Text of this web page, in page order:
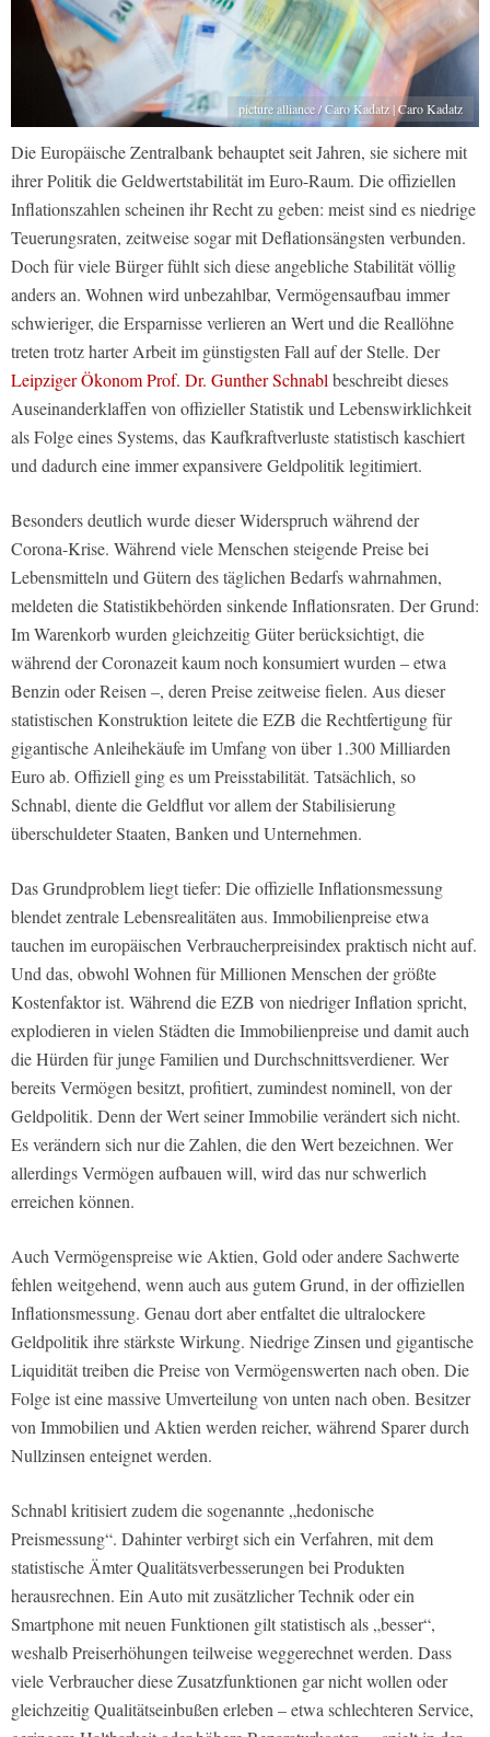
picture alliance / Caro Kadatz | Caro Kadatz
Die Europäische Zentralbank behauptet seit Jahren, sie sichere mit
ihrer Politik die Geldwertstabilität im Euro-Raum. Die offiziellen
Inflationszahlen scheinen ihr Recht zu geben: meist sind es niedrige
Teuerungsraten, zeitweise sogar mit Deflationsängsten verbunden.
Doch für viele Bürger fühlt sich diese angebliche Stabilität völlig
anders an. Wohnen wird unbezahlbar, Vermögensaufbau immer
schwieriger, die Ersparnisse verlieren an Wert und die Reallöhne
treten trotz harter Arbeit im günstigsten Fall auf der Stelle. Der
Leipziger Ökonom Prof. Dr. Gunther Schnablbeschreibt dieses
Auseinanderklaffen von offizieller Statistik und Lebenswirklichkeit
als Folge eines Systems, das Kaufkraftverluste statistisch kaschiert
und dadurch eine immer expansivere Geldpolitik legitimiert.
Besonders deutlich wurde dieser Widerspruch während der
Corona-Krise. Während viele Menschen steigende Preise bei
Lebensmitteln und Gütern des täglichen Bedarfs wahrnahmen,
meldeten die Statistikbehörden sinkende Inflationsraten. Der Grund:
Im Warenkorb wurden gleichzeitig Güter berücksichtigt, die
während der Coronazeit kaum noch konsumiert wurden – etwa
Benzin oder Reisen –, deren Preise zeitweise fielen. Aus dieser
statistischen Konstruktion leitete die EZB die Rechtfertigung für
gigantische Anleihekäufe im Umfang von über 1.300 Milliarden
Euro ab. Offiziell ging es um Preisstabilität. Tatsächlich, so
Schnabl, diente die Geldflut vor allem der Stabilisierung
überschuldeter Staaten, Banken und Unternehmen.
Das Grundproblem liegt tiefer: Die offizielle Inflationsmessung
blendet zentrale Lebensrealitäten aus. Immobilienpreise etwa
tauchen im europäischen Verbraucherpreisindex praktisch nicht auf.
Und das, obwohl Wohnen für Millionen Menschen der größte
Kostenfaktor ist. Während die EZB von niedriger Inflation spricht,
explodieren in vielen Städten die Immobilienpreise und damit auch
die Hürden für junge Familien und Durchschnittsverdiener. Wer
bereits Vermögen besitzt, profitiert, zumindest nominell, von der
Geldpolitik. Denn der Wert seiner Immobilie verändert sich nicht.
Es verändern sich nur die Zahlen, die den Wert bezeichnen. Wer
allerdings Vermögen aufbauen will, wird das nur schwerlich
erreichen können.
Auch Vermögenspreise wie Aktien, Gold oder andere Sachwerte
fehlen weitgehend, wenn auch aus gutem Grund, in der offiziellen
Inflationsmessung. Genau dort aber entfaltet die ultralockere
Geldpolitik ihre stärkste Wirkung. Niedrige Zinsen und gigantische
Liquidität treiben die Preise von Vermögenswerten nach oben. Die
Folge ist eine massive Umverteilung von unten nach oben. Besitzer
von Immobilien und Aktien werden reicher, während Sparer durch
Nullzinsen enteignet werden.
Schnabl kritisiert zudem die sogenannte „hedonische
Preismessung“. Dahinter verbirgt sich ein Verfahren, mit dem
statistische Ämter Qualitätsverbesserungen bei Produkten
herausrechnen. Ein Auto mit zusätzlicher Technik oder ein
Smartphone mit neuen Funktionen gilt statistisch als „besser“,
weshalb Preiserhöhungen teilweise weggerechnet werden. Dass
viele Verbraucher diese Zusatzfunktionen gar nicht wollen oder
gleichzeitig Qualitätseinbußen erleben – etwa schlechteren Service,